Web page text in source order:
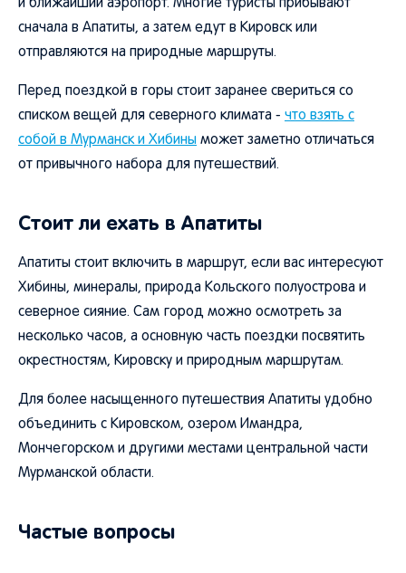
и ближайший аэропорт. Многие туристы прибывают
сначала в Апатиты, а затем едут в Кировск или
отправляются на природные маршруты.
Перед поездкой в горы стоит заранее свериться со
списком вещей для северного климата - что взять с
собой в Мурманск и Хибины может заметно отличаться
от привычного набора для путешествий.
Стоит ли ехать в Апатиты
Апатиты стоит включить в маршрут, если вас интересуют
Хибины, минералы, природа Кольского полуострова и
северное сияние. Сам город можно осмотреть за
несколько часов, а основную часть поездки посвятить
окрестностям, Кировску и природным маршрутам.
Для более насыщенного путешествия Апатиты удобно
объединить с Кировском, озером Имандра,
Мончегорском и другими местами центральной части
Мурманской области.
Частые вопросы